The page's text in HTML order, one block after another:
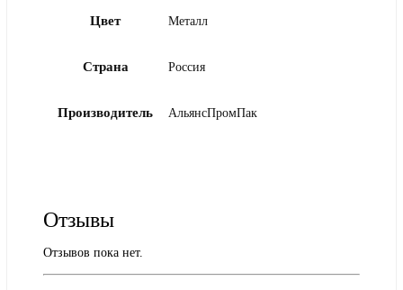
Цвет Металл
Страна Россия
Производитель АльянсПромПак
Отзывы
Отзывов пока нет.